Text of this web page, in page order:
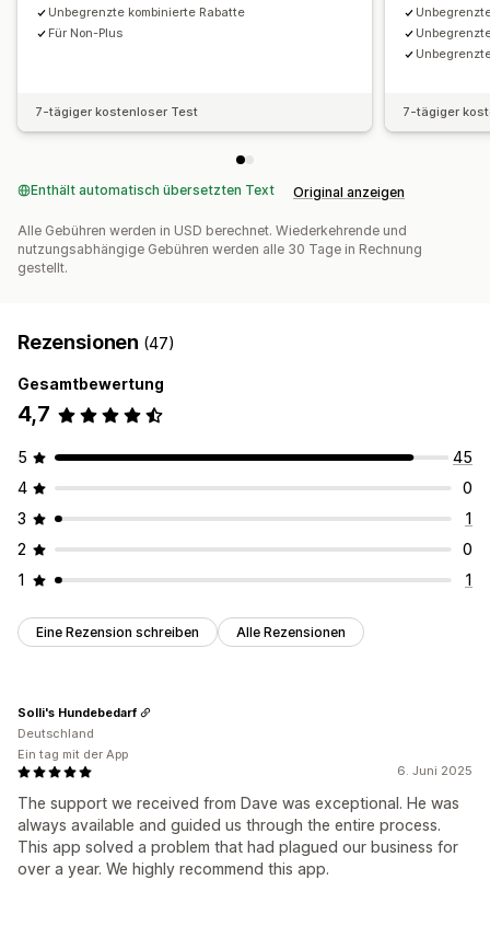
Unbegrenzte kombinierte Rabatte
Für Non-Plus
7-tägiger kostenloser Test 7-tägiger
Enthält automatisch übersetzten Text Original anzeigen
Alle Gebühren werden in USD berechnet. Wiederkehrende und
nutzungsabhängige Gebühren werden alle 30 Tage in Rechnung
gestellt.
Rezensionen (47)
Gesamtbewertung
4,7
5
45
4
0
3
1
2
0
1
1
Eine Rezension schreiben Alle Rezensionen
6. Juni 2025
The support we received from Dave was exceptional. He was
always available and guided us through the entire process.
This app solved a problem that had plagued our business for
over a year. We highly recommend this app.
Solli's Hundebedarf
Deutschland
Ein tag mit der App